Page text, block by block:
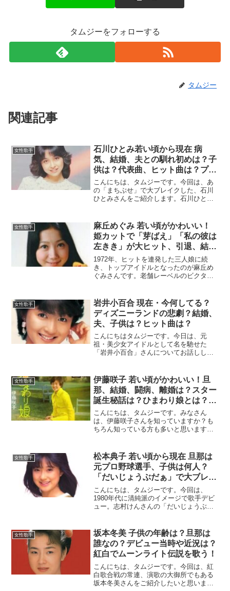
タムジーをフォローする
タムジー
関連記事
女性歌手
石川ひとみ若い頃から現在 病
気、結婚、夫との馴れ初めは？子
供は？代表曲、ヒット曲は？プロ
フィールは？ アルバム、コンサ
ートは？
こんにちは、タムジーです。今回は、あ
の「まちぶせ」で大ブレイクした、石川
ひとみさんをご紹介します。石川ひとみ
す！この記事を最後まで読んで頂くと、
彼女の魅力やヒット曲などを知...
女性歌手
麻丘めぐみ 若い頃がかわいい！
姫カットで「芽ばえ」「私の彼は
左きき」が大ヒット、引退、結
婚、夫、娘は？離婚は？芸能界復
帰は？
1972年、ヒットを連発した三人娘に続
き、トップアイドルとなったのが麻丘め
ぐみさんです。老舗レーベルのビクター
ァンを魅了した、麻丘めぐみさんの若い
頃～現在まで、結婚...
女性歌手
岩井小百合 現在・今何してる？
ディズニーランドの悲劇？結婚、
夫、子供は？ヒット曲は？
こんにちはタムジーです。今日は、元
祖・美少女アイドルとして名を馳せた
「岩井小百合」さんについてお話しした
たことでしょう。おそらく、岩井小百合
さんと聞いて多くの人はこう思...
女性歌手
伊藤咲子 若い頃がかわいい！旦
那、結婚、闘病、離婚は？スター
誕生秘話は？ひまわり娘とは？木
枯らしの二人、ヒット曲は？歌唱
力は？同期デビューは誰？
こんにちは、タムジーです。みなさん
は、伊藤咲子さんを知っていますか？も
ちろん知っている方も多いと思います。
になったんだっけ？という人もいるかと
思います。そこで今回は、伊...
女性歌手
松本典子 若い頃から現在 旦那は
元プロ野球選手、子供は何人？
「だいじょうぶだぁ」で大ブレイ
ク！同期は誰？
こんにちは、タムジーです。今回は、
1980年代に清純派のイメージで歌手デビ
ュー。志村けんさんの「だいじょうぶだ
ます。人気絶頂期に結婚を迎え、現在は
どうしているのでしょう...
女性歌手
坂本冬美 子供の年齢は？旦那は
誰なの？デビュー当時や近況は？
紅白でムーンライト伝説を歌う！
こんにちは、タムジーです。今回は、紅
白歌合戦の常連、演歌の大御所でもある
坂本冬美さんをご紹介したいと思いま